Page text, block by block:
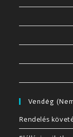
Vendég
Rendelés